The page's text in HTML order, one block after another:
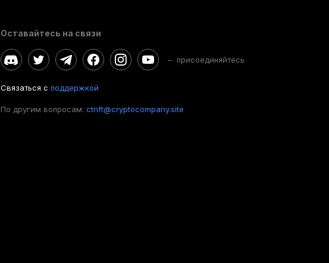
Оставайтесь на связи
– присоединяйтесь
Связаться с поддержкой
По другим вопросам: ctnft@cryptocompany.site